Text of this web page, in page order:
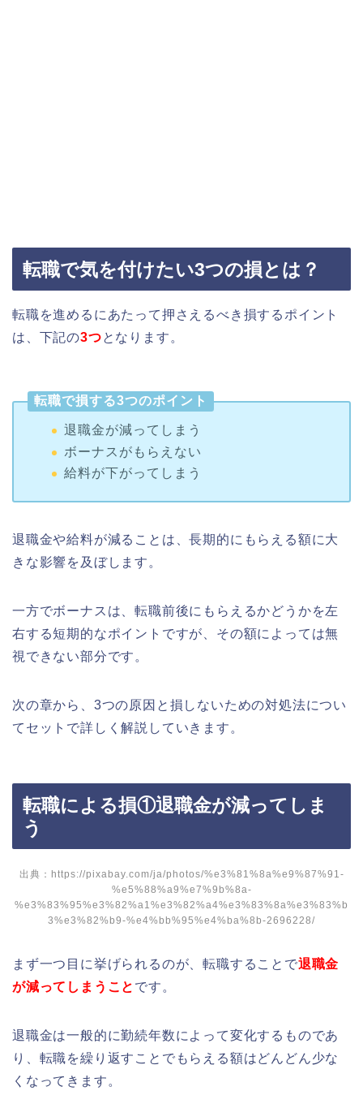
転職で気を付けたい3つの損とは？
転職を進めるにあたって押さえるべき損するポイント
は、下記の3つとなります。
転職で損する3つのポイント
退職金が減ってしまう
ボーナスがもらえない
給料が下がってしまう
退職金や給料が減ることは、長期的にもらえる額に大
きな影響を及ぼします。
一方でボーナスは、転職前後にもらえるかどうかを左
右する短期的なポイントですが、その額によっては無
視できない部分です。
次の章から、3つの原因と損しないための対処法につい
てセットで詳しく解説していきます。
転職による損①退職金が減ってしま
う
出典：https://pixabay.com/ja/photos/%e3%81%8a%e9%87%91-
%e5%88%a9%e7%9b%8a-
%e3%83%95%e3%82%a1%e3%82%a4%e3%83%8a%e3%83%b
3%e3%82%b9-%e4%bb%95%e4%ba%8b-2696228/
まず一つ目に挙げられるのが、転職することで退職金
が減ってしまうこと です。
退職金は一般的に勤続年数によって変化するものであ
り、転職を繰り返すことでもらえる額はどんどん少な
くなってきます。